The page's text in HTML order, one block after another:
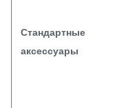
Стандартные
аксессуары